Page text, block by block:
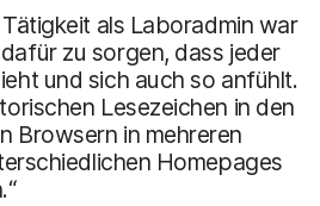
als Laboradmin war
zu sorgen, dass jeder
und sich auch so anfühlt.
Lesezeichen in den
Browsern in mehreren
Homepages